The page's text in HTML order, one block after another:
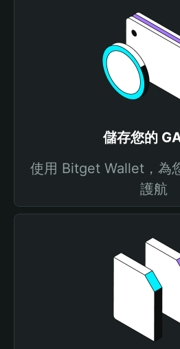
儲存您的
使用 Bitget Wallet，為
護航